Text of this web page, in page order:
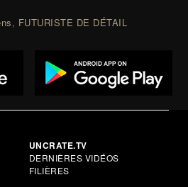
FUTURISTE DE DÉTAIL
UNCRATE.TV
DERNIÈRES VIDÉOS
FILIÈRES